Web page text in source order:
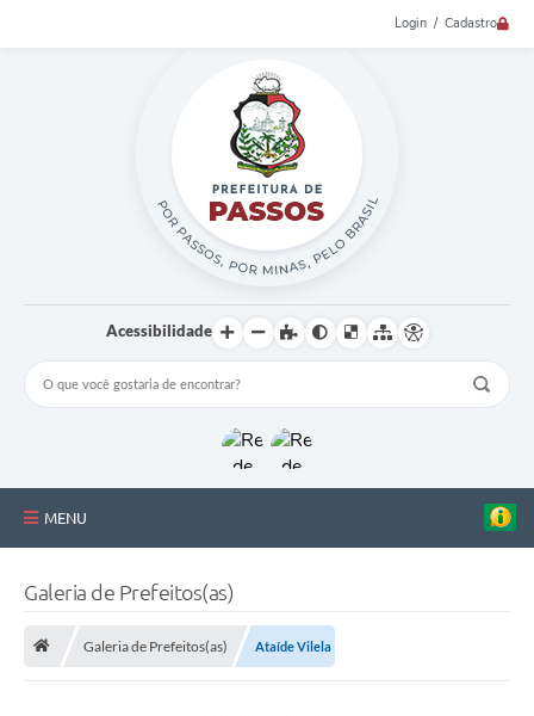
Login / Cadastro
Acessibilidade
MENU
Galeria de Prefeitos(as)
Galeria de Prefeitos(as) Ataíde Vilela